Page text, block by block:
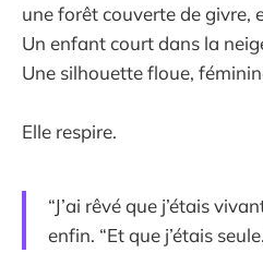
une forêt couverte de givre,
Un enfant court dans la
Une silhouette floue,
Elle respire.
“J’ai rêvé que j’étais
enfin. “Et que j’étais